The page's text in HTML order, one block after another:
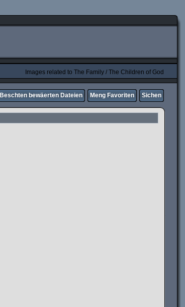
Images related to The Family / The Children of God
Beschten bewäerten Dateien Meng Favoriten Sichen